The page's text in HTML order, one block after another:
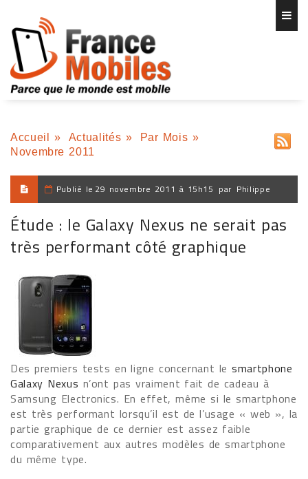
Accueil » Actualités » Par Mois »
Novembre 2011
Publié le 29 novembre 2011 à 15h15 par Philippe
Étude : le Galaxy Nexus ne serait pas
très performant côté graphique
Des premiers tests en ligne concernant lesmartphone
Galaxy Nexus n’ont pas vraiment fait de cadeau à
Samsung Electronics. En effet, même si le smartphone
est très performant lorsqu’il est de l’usage « web », la
partie graphique de ce dernier est assez faible
comparativement aux autres modèles de smartphone
du même type.